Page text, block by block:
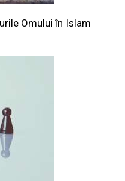
Omului în Islam